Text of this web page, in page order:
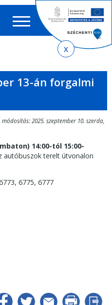
EN HU
űrlap
13-án forgalmi
2025. szeptember 10. szerda,
14:00-tól 15:00-
autóbuszok terelt útvonalon
6775, 6777